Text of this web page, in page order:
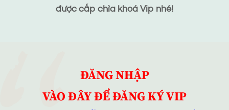
được cấp chìa khoá Vip nhé!
ĐĂNG NHẬP
VÀO ĐÂY ĐỂ ĐĂNG KÝ VIP